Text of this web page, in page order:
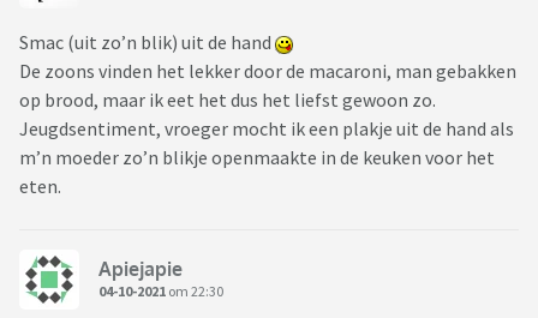
Smac (uit zo’n blik) uit de hand
De zoons vinden het lekker door de macaroni, man gebakken
op brood, maar ik eet het dus het liefst gewoon zo.
Jeugdsentiment, vroeger mocht ik een plakje uit de hand als
m’n moeder zo’n blikje openmaakte in de keuken voor het
eten.
Apiejapie
04-10-2021 om 22:30